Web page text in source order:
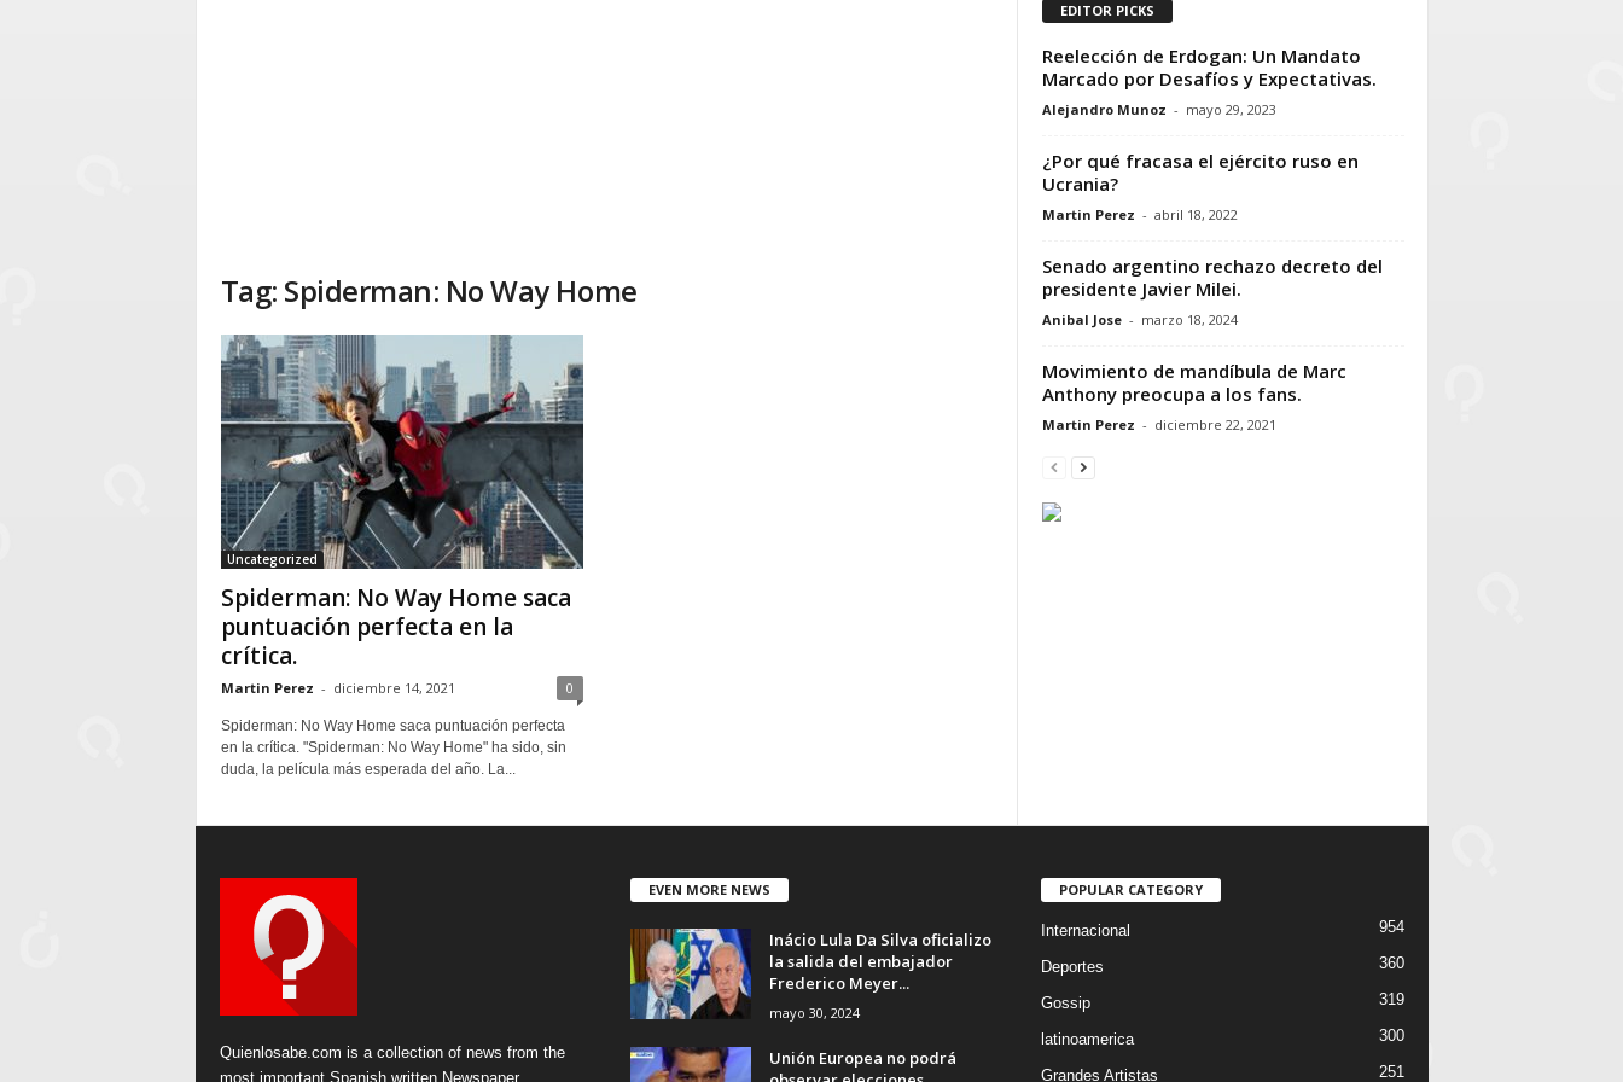
Tag: Spiderman: No Way Home
Uncategorized
Spiderman: No Way Home saca
puntuación perfecta en la
crítica.
Martin Perez - diciembre 14, 2021 0
Spiderman: No Way Home saca puntuación perfecta
en la crítica. "Spiderman: No Way Home" ha sido, sin
duda, la película más esperada del año. La...
EDITOR PICKS
Reelección de Erdogan: Un Mandato
Marcado por Desafíos y Expectativas.
Alejandro Munoz - mayo 29, 2023
¿Por qué fracasa el ejército ruso en
Ucrania?
Martin Perez - abril 18, 2022
Senado argentino rechazo decreto del
presidente Javier Milei.
Anibal Jose - marzo 18, 2024
Movimiento de mandíbula de Marc
Anthony preocupa a los fans.
Martin Perez - diciembre 22, 2021
Quienlosabe.com is a collection of news from the
most important Spanish written Newspaper.
EVEN MORE NEWS
Inácio Lula Da Silva oficializo
la salida del embajador
Frederico Meyer...
mayo 30, 2024
Unión Europea no podrá
POPULAR CATEGORY
Internacional 954
Deportes 360
Gossip 319
latinoamerica 300
Grandes Artistas 251